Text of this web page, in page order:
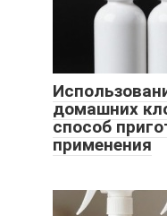
домашних
способ
применения